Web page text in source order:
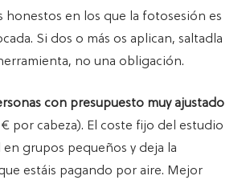
honestos en los que la fotosesión es
Si dos o más os aplican, saltadla
no una obligación.
con presupuesto muy ajustado
por cabeza). El coste fijo del estudio
en grupos pequeños y deja la
estáis pagando por aire. Mejor